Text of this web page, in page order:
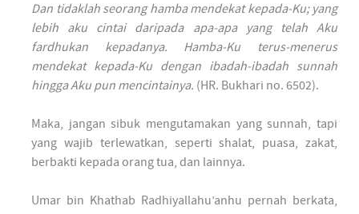
Dan tidaklah seorang hamba mendekat kepada-Ku; yang
lebih aku cintai daripada apa-apa yang telah Aku
fardhukan kepadanya. Hamba-Ku terus-menerus
mendekat kepada-Ku dengan ibadah-ibadah sunnah
hingga Aku pun mencintainya. (HR. Bukhari no. 6502).
Maka, jangan sibuk mengutamakan yang sunnah, tapi
yang wajib terlewatkan, seperti shalat, puasa, zakat,
berbakti kepada orang tua, dan lainnya.
Umar bin Khathab Radhiyallahu’anhu pernah berkata,